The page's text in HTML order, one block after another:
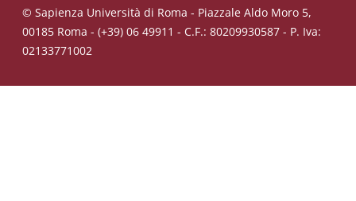
© Sapienza Università di Roma - Piazzale Aldo Moro 5,
00185 Roma - (+39) 06 49911 - C.F.: 80209930587 - P. Iva:
02133771002